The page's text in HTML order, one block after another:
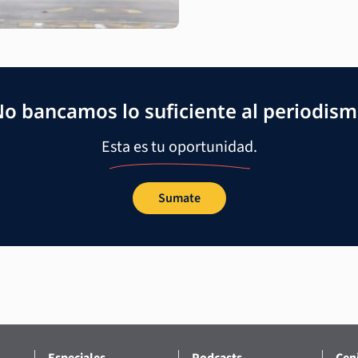
bancamos lo suficiente al
Esta es tu oportunidad.
Sumate